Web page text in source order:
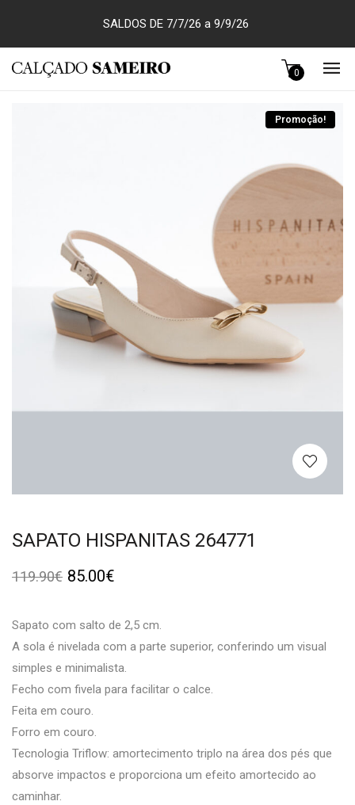
SALDOS DE 7/7/26 a 9/9/26
0
Promoção!
SAPATO HISPANITAS 264771
119.90€ 85.00€
Sapato com salto de 2,5 cm.
A sola é nivelada com a parte superior, conferindo um visual
simples e minimalista.
Fecho com fivela para facilitar o calce.
Feita em couro.
Forro em couro.
Tecnologia Triflow: amortecimento triplo na área dos pés que
absorve impactos e proporciona um efeito amortecido ao
caminhar.